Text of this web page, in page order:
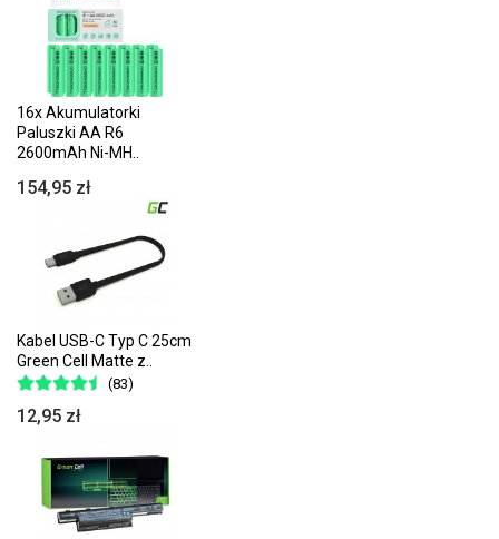
16x Akumulatorki
Paluszki AA R6
2600mAh Ni-MH..
154,95 zł
Kabel USB-C Typ C 25cm
Green Cell Matte z..
(83)
12,95 zł